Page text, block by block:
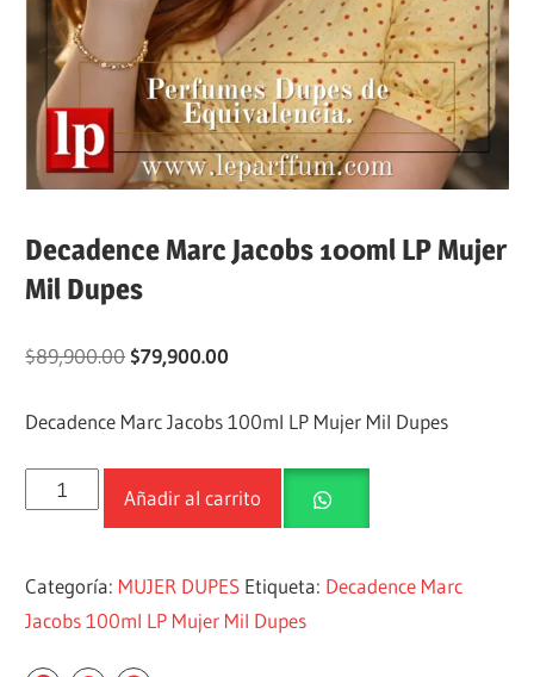
Decadence Marc Jacobs 100ml LP Mujer
Mil Dupes
$89,900.00$79,900.00
Decadence Marc Jacobs 100ml LP Mujer Mil Dupes
Añadir al carrito
Categoría: MUJER DUPES Etiqueta: Decadence Marc
Jacobs 100ml LP Mujer Mil Dupes